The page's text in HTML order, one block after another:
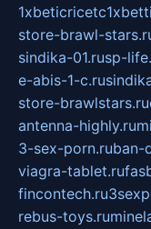
store-brawl-
sindika-01.rusp-
e-abis-1-c.ru
store-brawlstars.ru
antenna-highly.ru
3-sex-porn.ruban-
viagra-tablet.ru
fincontech.ru
rebus-toys.ru